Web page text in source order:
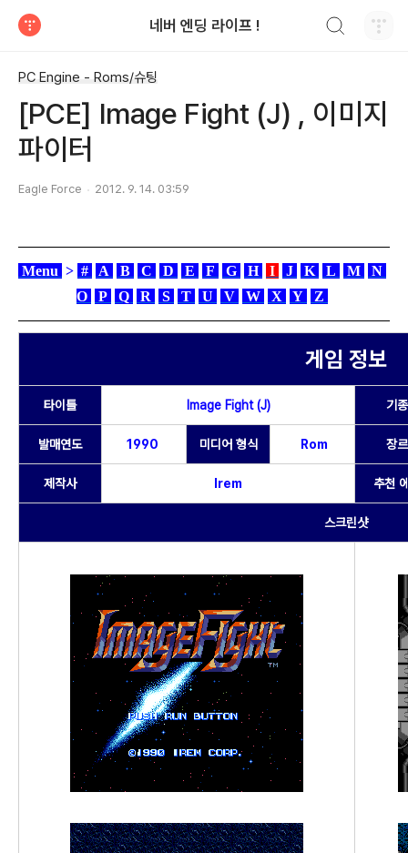
네버 엔딩 라이프 !
PC Engine - Roms/슈팅
[PCE] Image Fight (J) , 이미지
파이터
Eagle Force 2012. 9. 14. 03:59
Menu > # A B C D E F G H I J K L M
N
O
P Q R S T U V W X Y Z
게임 정보
타이틀 Image Fight (J) 기종
발매연도 1990 미디어 형식 Rom 장르
제작사 Irem 추천
스크린샷